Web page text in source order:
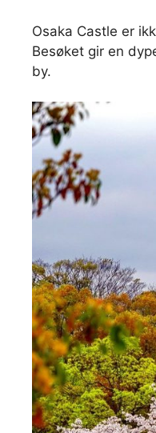
Osaka Castle er
Besøket gir en
by.